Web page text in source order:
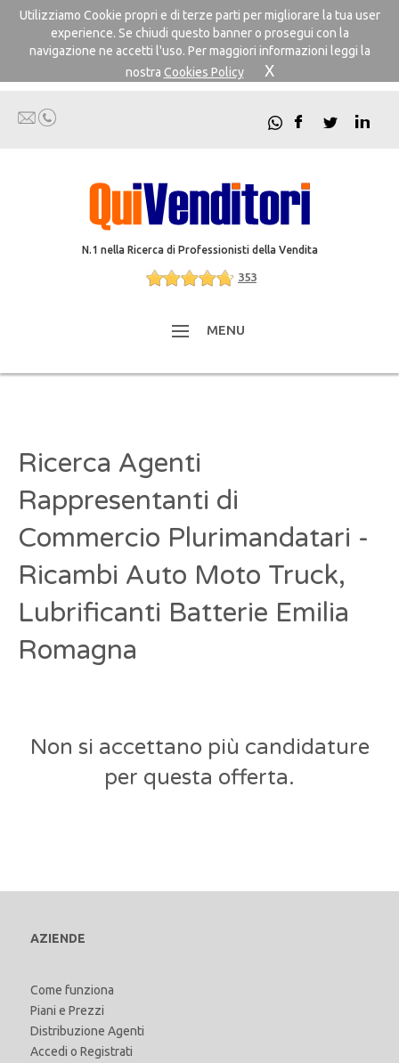
Utilizziamo Cookie propri e di terze parti per migliorare la tua user
experience. Se chiudi questo banner o prosegui con la
navigazione ne accetti l'uso. Per maggiori informazioni leggi la
nostra Cookies Policy X
N.1 nella Ricerca di Professionisti della Vendita
353
MENU
Ricerca Agenti
Rappresentanti di
Commercio Plurimandatari -
Ricambi Auto Moto Truck,
Lubrificanti Batterie Emilia
Romagna
Non si accettano più candidature
per questa offerta.
AZIENDE
Come funziona
Piani e Prezzi
Distribuzione Agenti
Accedi o Registrati